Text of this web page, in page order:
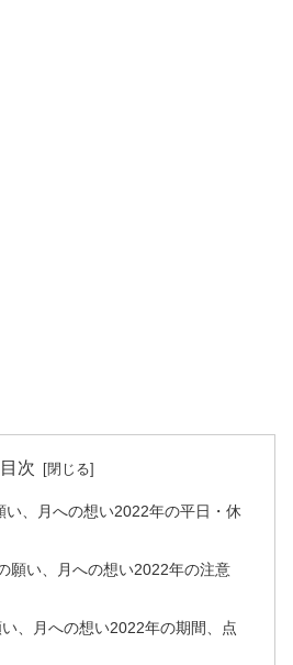
目次
い、月への想い2022年の平日・休
願い、月への想い2022年の注意
、月への想い2022年の期間、点